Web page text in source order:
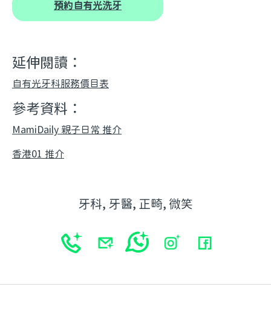
預約自有光洗牙
延伸閱讀：
自有光牙科服務價目表
參考資料：
MamiDaily 親子日常 推介
香港01 推介
牙科, 牙醫, 正畸, 微笑